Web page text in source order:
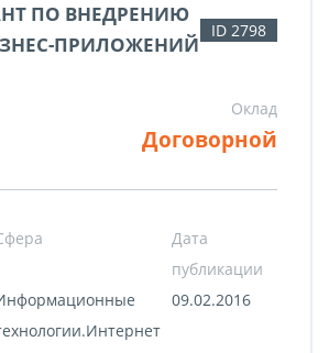
ПО ВНЕДРЕНИЮ
ПРИЛОЖЕНИЙ
ID 2798
Оклад
Договорной
Дата
публикации
09.02.2016